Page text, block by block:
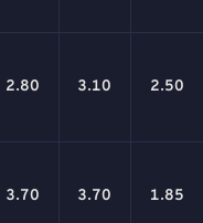
2.80 3.10 2.50
3.70 3.70 1.85